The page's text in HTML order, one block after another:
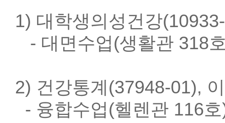
1) 대학생의성건강
- 대면수업(생활관 318
2) 건강통계(37948-01),
- 융합수업(헬렌관 116호